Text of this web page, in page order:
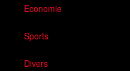
Economie
Sports
Divers